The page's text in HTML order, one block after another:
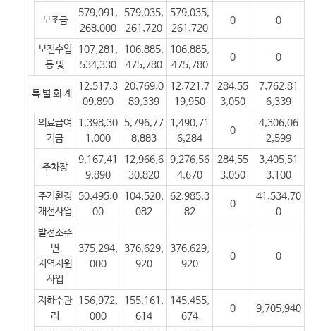
보조금
579,091,
268,000
579,035,
261,720
579,035,
261,720
0 0
보전수입
등 및
107,281,
534,330
106,885,
475,780
106,885,
475,780
0 0
특 별 회 계
12,517,3
09,890
20,769,0
89,339
12,721,7
19,950
284,55
3,050
7,762,81
6,339
의료급여
기금
1,398,30
1,000
5,796,77
8,883
1,490,71
6,284
0
4,306,06
2,599
주차장
9,167,41
9,890
12,966,6
30,820
9,276,56
4,670
284,55
3,050
3,405,51
3,100
주거환경
개선사업
50,495,0
00
104,520,
082
62,985,3
82
0
41,534,70
0
발전소주
변
지역지원
사업
375,294,
000
376,629,
920
376,629,
920
0 0
지하수관
리
156,972,
000
155,161,
614
145,455,
674
0 9,705,940